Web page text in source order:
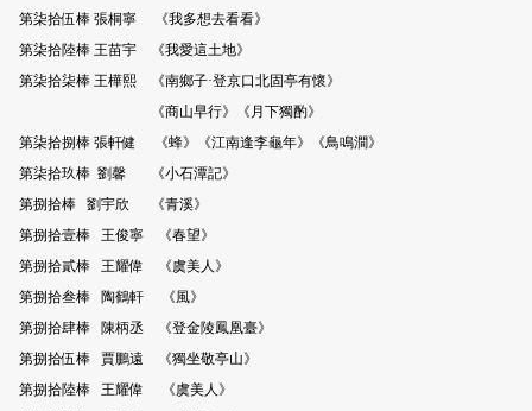
第柒拾伍棒 張桐寧 《我多想去看看》
第柒拾陸棒 王苗宇 《我愛這土地》
第柒拾柒棒 王樺熙 《南鄉子·登京口北固亭有懷》
《商山早行》《月下獨酌》
第柒拾捌棒 張軒健 《蜂》《江南逢李龜年》《鳥鳴澗》
第柒拾玖棒 劉馨 《小石潭記》
第捌拾棒 劉宇欣 《青溪》
第捌拾壹棒 王俊寧 《春望》
第捌拾貳棒 王耀偉 《虞美人》
第捌拾叁棒 陶鶴軒 《風》
第捌拾肆棒 陳柄丞 《登金陵鳳凰臺》
第捌拾伍棒 賈鵬遠 《獨坐敬亭山》
第捌拾陸棒 王耀偉 《虞美人》